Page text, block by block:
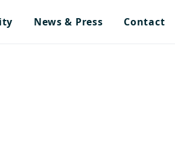
News & Press Contact